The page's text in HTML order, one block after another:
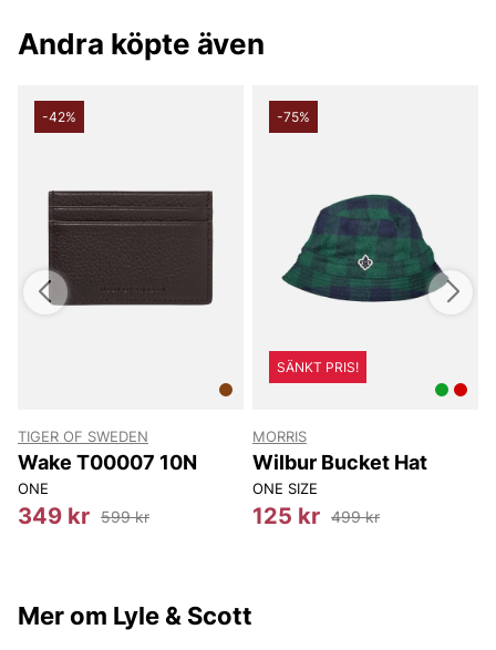
Andra köpte även
-42%
TIGER OF SWEDEN
Wake T00007 10N
ONE
349 kr 599 kr
-75%
SÄNKT PRIS!
MORRIS
Wilbur Bucket Hat
ONE SIZE
125 kr 499 kr
Mer om Lyle & Scott